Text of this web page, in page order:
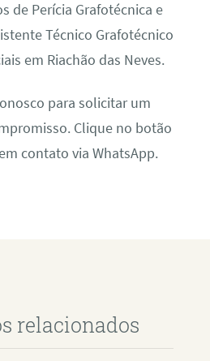
de Perícia Grafotécnica e
Técnico Grafotécnico
em Riachão das Neves.
para solicitar um
Clique no botão
contato via WhatsApp.
relacionados